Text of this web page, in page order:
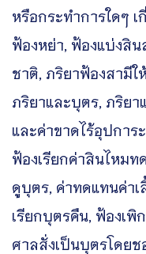
หรือกระทำการใดๆ
ฟ้องหย่า, ฟ้องแบ่งสิ
ชาติ, ภริยาฟ้องสามีใ
ภริยาและบุตร, ภริย
และค่าขาดไร้อุปกา
ฟ้องเรียกค่าสินไหมท
ดูบุตร, ค่าทดแทนค่า
เรียกบุตรคืน, ฟ้องเ
ศาลสั่งเป็นบุตรโดย